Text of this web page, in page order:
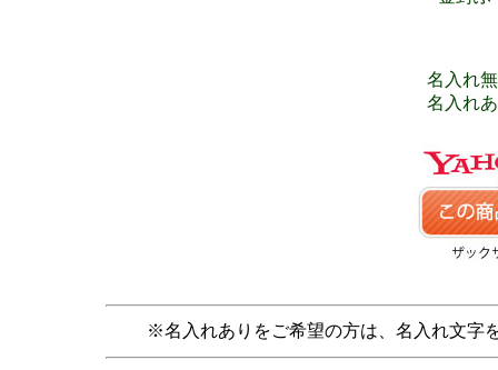
名入れ
名入れ
※名入れありをご希望の方は、名入れ文字